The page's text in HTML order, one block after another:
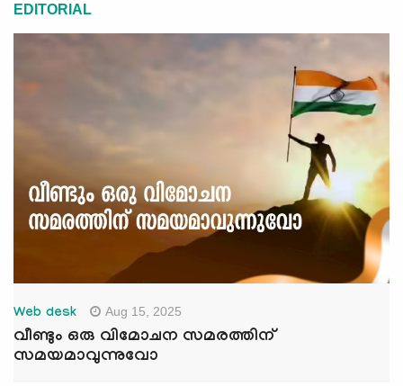
EDITORIAL
Web desk Aug 15, 2025
വീണ്ടും ഒരു വിമോചന സമരത്തിന്
സമയമാവുന്നുവോ